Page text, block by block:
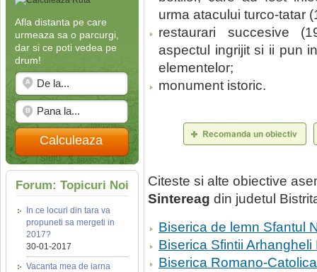
Afla distanta pe care
urmeaza sa o parcurgi,
dar si ce poti vedea pe
drum!
Calculeaza
Forum: Topicuri Noi
In ce locuri din tara va
propuneti sa mergeti in
2017?
30-01-2017
Vacanta mea de iarna
urma atacului turco-tatar
restaurari succesive
aspectul ingrijit si ii pun
elementelor;
monument istoric.
Citeste si alte obiective
Sintereag din judetul
Biserica de lemn Sfantul
Biserica Sfintii
Biserica Romano-